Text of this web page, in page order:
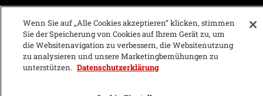
A B C D E F G H I
K
L M N O P Q R S
Wenn Sie auf „Alle Cookies akzeptieren“ klicken, stimmen
Sie der Speicherung von Cookies auf Ihrem Gerät zu, um
die Websitenavigation zu verbessern, die Websitenutzung
zu analysieren und unsere Marketingbemühungen zu
unterstützen. Datenschutzerklärung